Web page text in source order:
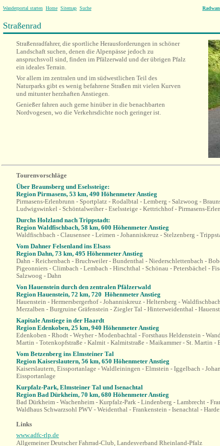
Wanderportal starten Home Sitemap Suche
Straßenrad
Straßenradfahrer, die sportliche Herausforderungen in schöner
Landschaft suchen, denen die Alpenpässe jedoch zu
anspruchsvoll sind, finden im Pfälzerwald und der übrigen Pfalz
ein ideales Terrain.
Vor allem im zentralen und im südwestlichen Teil des
Naturparks gibt es wenig befahrene Straßen mit vielen Kurven
und mitunter herzhaften Anstiegen.
Genießer fahren auch gerne hinüber in die benachbarten
Nordvogesen, wo die Verkehrsdichte noch geringer ist.
Tourenvorschläge
Über Braunsberg und Eselssteige:
Region Pirmasens, 53 km, 490 Höhenmeter Anstieg
Pirmasens-Erlenbrunn - Sportplatz - Rodalbtal - Lemberg - Salzwoog -
Ludwigswinkel - Schöntalweiher - Eselssteige - Kettrichhof - Pirmasens-
Durchs Holzland nach Trippstadt:
Region Waldfischbach, 58 km, 600 Höhenmeter Anstieg
Waldfischbach - Clausensee - Leimen - Johanniskreuz - Stelzenberg -
Vom Dahner Felsenland ins Elsass
Region Dahn, 73 km, 495 Höhenmeter Anstieg
Dahn - Reichenbach - Bruchweiler - Bundenthal - Niederschlettenbach -
Pigeonniers - Climbach - Lembach - Hirschthal - Schönau - Petersbächel -
Salzwoog - Dahn
Von Hauenstein durch den zentralen Pfälzerwald
Region Hauenstein, 72 km, 720 Höhenmeter Anstieg
Hauenstein - Hermersbergerhof - Johanniskreuz - Heltersberg -
Merzalben - Burgruine Gräfenstein - Ziegler Tal - Hinterweidenthal -
Kapitale Anstiege in der Haardt
Region Edenkoben, 25 km, 940 Höhenmeter Anstieg
Edenkoben - Rhodt - Weyher - Modenbachtal - Forsthaus Heldenstein -
Martin - Totenkopfstraße - Kalmit - Kalmitstraße - Maikammer - St. Martin -
Vom Betzenberg ins Elmsteiner Tal
Region Kaiserslautern, 56 km, 650 Höhenmeter Anstieg
Kaiserslautern, Eissportanlage - Waldleiningen - Elmstein - Iggelbach -
Eissportanlage
Kurpfalz-Park, Elmsteiner Tal und Isenachtal
Region Bad Dürkheim, 70 km, 680 Höhenmeter Anstieg
Bad Dürkheim - Wachenheim - Kurpfalz-Park - Lindenberg - Lambrecht -
Waldhaus Schwarzsohl PWV - Weidenthal - Frankenstein - Isenachtal -
Links
www.adfc-rlp.de
Allgemeiner Deutscher Fahrrad-Club, Landesverband Rheinland-Pfalz